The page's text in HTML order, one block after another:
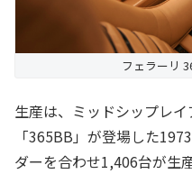
フェラーリ
生産は、ミッドシップレ
「365BB」が登場した
ダーを合わせ1,406台が生